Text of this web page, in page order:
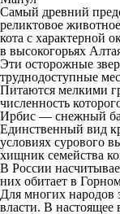
Самый древний
реликтовое
кота с характерной
в высокогорьях
Эти осторожные
труднодоступные
Питаются мелкими
численность
Ирбис — снежный
Единственный вид
условиях сурового
хищник семейства
В России
них обитает в
Для многих народов
власти. В настоящее